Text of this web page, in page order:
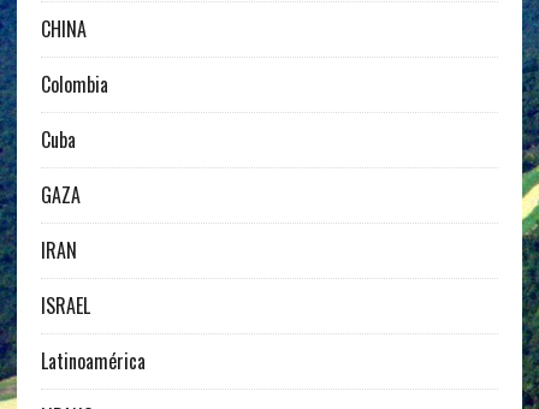
CHINA
Colombia
Cuba
GAZA
IRAN
ISRAEL
Latinoamérica